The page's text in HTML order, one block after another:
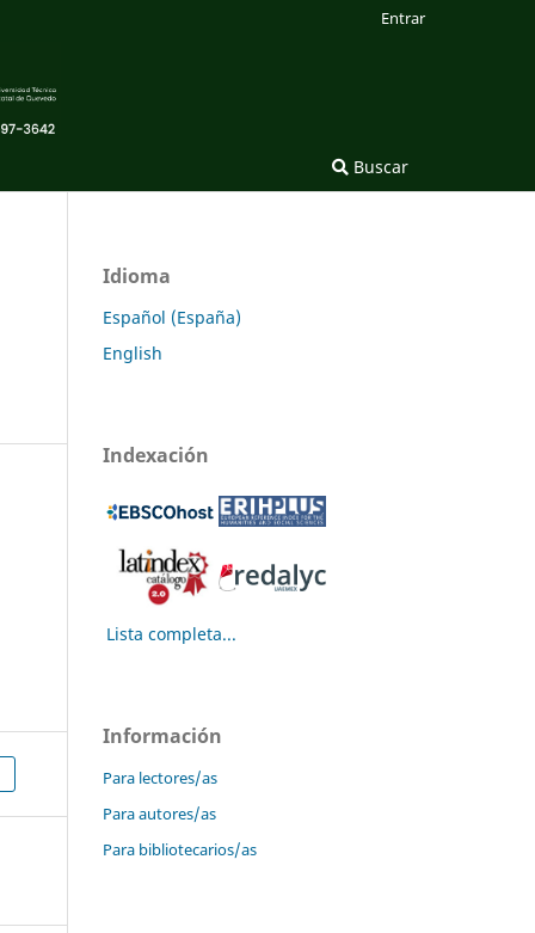
Buscar
Entrar
Idioma
Español (España)
English
Indexación
Lista completa...
Información
Para lectores/as
Para autores/as
Para bibliotecarios/as